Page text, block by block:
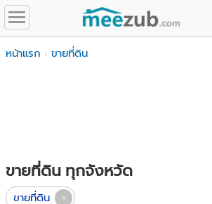
หน้าแรก ขายที่ดิน
ขายที่ดิน ทุกจังหวัด
ขายที่ดิน